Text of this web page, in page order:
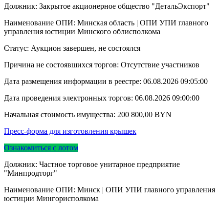
Должник: Закрытое акционерное общество "ДетальЭкспорт"
Наименование ОПИ: Минская область | ОПИ УПИ главного
управления юстиции Минского облисполкома
Статус: Аукцион завершен, не состоялся
Причина не состоявшихся торгов: Отсутствие участников
Дата размещения информации в реестре: 06.08.2026 09:05:00
Дата проведения электронных торгов: 06.08.2026 09:00:00
Начальная стоимость имущества: 200 800,00 BYN
Пресс-форма для изготовления крышек
Ознакомиться с лотом
Должник: Частное торговое унитарное предприятие
"Минпродторг"
Наименование ОПИ: Минск | ОПИ УПИ главного управления
юстиции Мингорисполкома